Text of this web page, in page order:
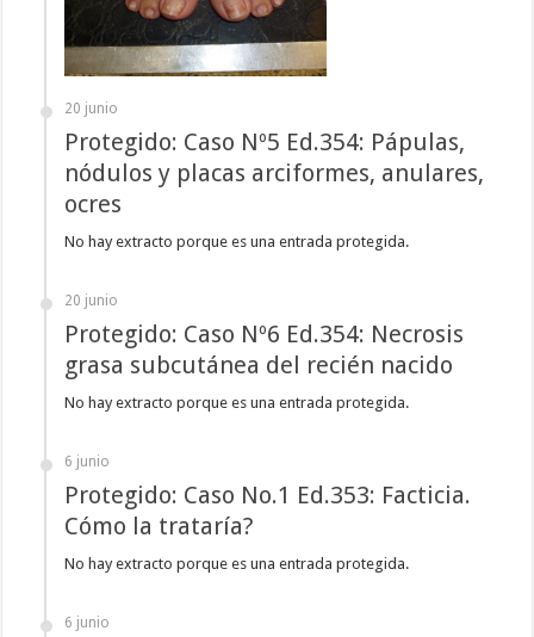
20 junio
Protegido: Caso Nº5 Ed.354: Pápulas,
nódulos y placas arciformes, anulares,
ocres
No hay extracto porque es una entrada protegida.
20 junio
Protegido: Caso Nº6 Ed.354: Necrosis
grasa subcutánea del recién nacido
No hay extracto porque es una entrada protegida.
6 junio
Protegido: Caso No.1 Ed.353: Facticia.
Cómo la trataría?
No hay extracto porque es una entrada protegida.
6 junio